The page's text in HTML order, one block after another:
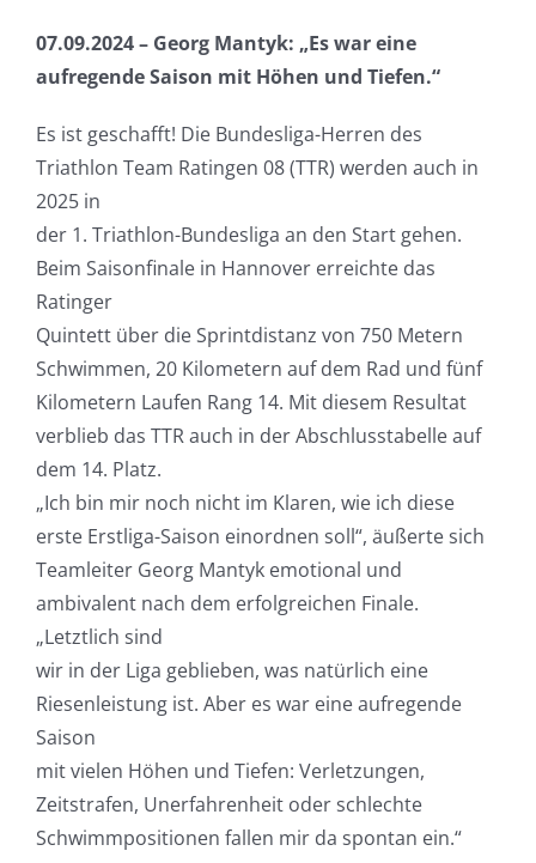
07.09.2024 – Georg Mantyk: „Es war eine
aufregende Saison mit Höhen und Tiefen.“
Es ist geschafft! Die Bundesliga-Herren des
Triathlon Team Ratingen 08 (TTR) werden auch in
2025 in
der 1. Triathlon-Bundesliga an den Start gehen.
Beim Saisonfinale in Hannover erreichte das
Ratinger
Quintett über die Sprintdistanz von 750 Metern
Schwimmen, 20 Kilometern auf dem Rad und fünf
Kilometern Laufen Rang 14. Mit diesem Resultat
verblieb das TTR auch in der Abschlusstabelle auf
dem 14. Platz.
„Ich bin mir noch nicht im Klaren, wie ich diese
erste Erstliga-Saison einordnen soll“, äußerte sich
Teamleiter Georg Mantyk emotional und
ambivalent nach dem erfolgreichen Finale.
„Letztlich sind
wir in der Liga geblieben, was natürlich eine
Riesenleistung ist. Aber es war eine aufregende
Saison
mit vielen Höhen und Tiefen: Verletzungen,
Zeitstrafen, Unerfahrenheit oder schlechte
Schwimmpositionen fallen mir da spontan ein.“